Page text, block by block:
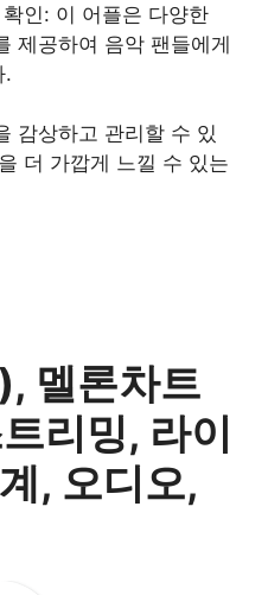
인: 이 어플은 다양한
제공하여 음악 팬들에게
.
감상하고 관리할 수 있
더 가깝게 느낄 수 있는
멜론차트
리밍, 라이
, 오디오,